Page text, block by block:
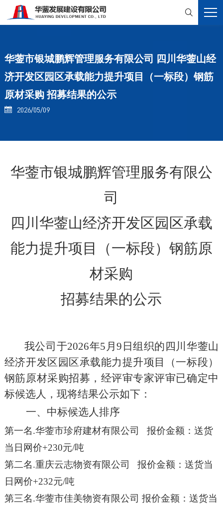

华蓥市银城鹏辉管理服务有限公司 四川华蓥山经
济开发区园区承载能力提升项目（一标段）钢筋
原材采购 招募结果的公示
 2026/05/09
华蓥市银城鹏辉管理服务有限公
司
四川华蓥山经济开发区园区承载
能力提升项目（一标段）钢筋原
材采购
招募结果的公示
我公司于2026年5 月9 日组织的四川华蓥山
经济开发区园区承载能力提升项目（一标段）
钢筋原材采购招募 ，经评审专家评审已确定中
标候选人，现将结果公示如下：
一、 中标候选人排序
第一名.华蓥市珍府建材有限公司 报价金额：送货
当日网价+230元/吨
第二名.重庆云志物资有限公司 报价金额 ： 送货当
日网价+232元/吨
第三名.华蓥市佳美物资有限公司 报价金额 ： 送货当